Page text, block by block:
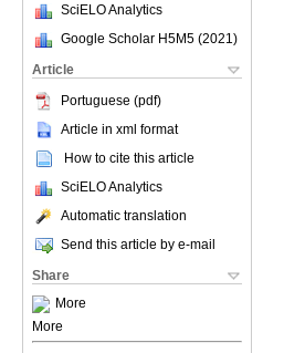
SciELO Analytics
Google Scholar H5M5 (2021 )
Article
Portuguese (pdf)
Article in xml format
How to cite this article
SciELO Analytics
Automatic translation
Send this article by e-mail
Share
More
More